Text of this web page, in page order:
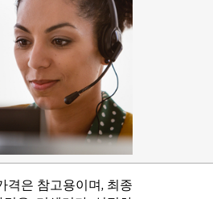
격은 참고용이며, 최종